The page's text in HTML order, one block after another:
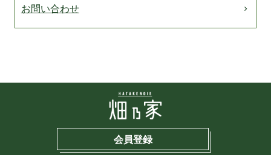
お問い合わせ
会員登録